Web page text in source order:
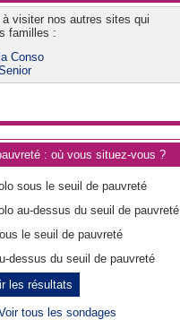
à visiter nos autres sites qui
familles :
Conso
: où vous situez-vous ?
sous le seuil de pauvreté
au-dessus du seuil de pauvreté
le seuil de pauvreté
dessus du seuil de pauvreté
les résultats
tous les sondages